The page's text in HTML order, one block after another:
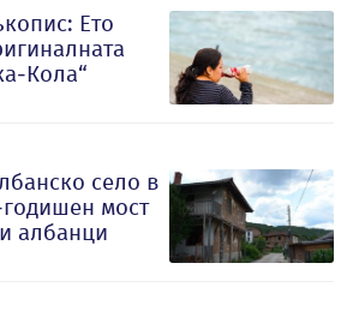
Ето
Кола“
село в
мост
албанци